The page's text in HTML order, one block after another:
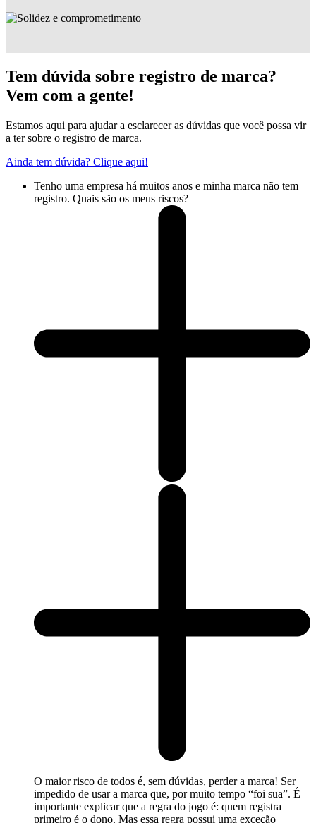
Tem dúvida sobre registro de marca?
Vem com a gente!
Estamos aqui para ajudar a esclarecer as dúvidas que você possa vir
a ter sobre o registro de marca.
Ainda tem dúvida? Clique aqui!
Tenho uma empresa há muitos anos e minha marca não tem
registro. Quais são os meus riscos?
O maior risco de todos é, sem dúvidas, perder a marca! Ser
impedido de usar a marca que, por muito tempo “foi sua”. É
importante explicar que a regra do jogo é: quem registra
primeiro é o dono. Mas essa regra possui uma exceção